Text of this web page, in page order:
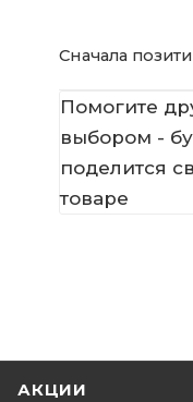
Сначала
Помогите
выбором -
поделится
товаре
АКЦИИ